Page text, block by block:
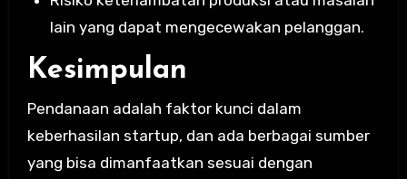
lain yang dapat mengecewakan pelanggan.
Kesimpulan
Pendanaan adalah faktor kunci dalam
keberhasilan startup, dan ada berbagai sumber
yang bisa dimanfaatkan sesuai dengan